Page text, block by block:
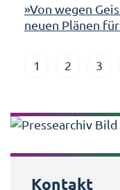
»Von wegen
neuen Plänen
1 2 3
Kontakt